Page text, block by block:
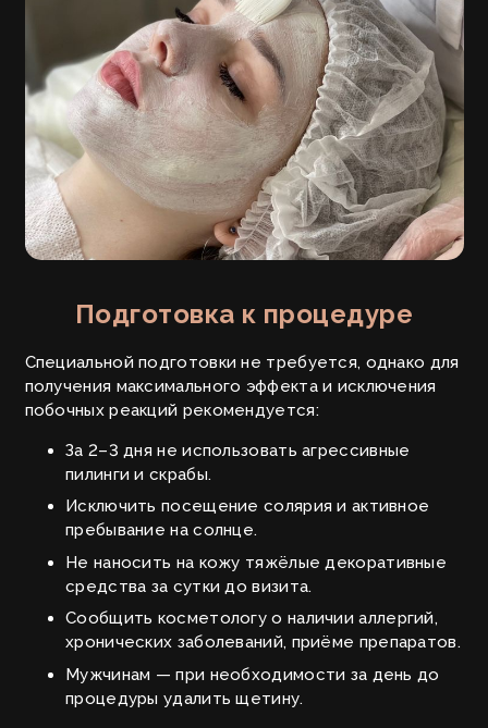
Подготовка к процедуре
Специальной подготовки не требуется, однако для
получения максимального эффекта и исключения
побочных реакций рекомендуется:
За 2–3 дня не использовать агрессивные
пилинги и скрабы.
Исключить посещение солярия и активное
пребывание на солнце.
Не наносить на кожу тяжёлые декоративные
средства за сутки до визита.
Сообщить косметологу о наличии аллергий,
хронических заболеваний, приёме препаратов.
Мужчинам — при необходимости за день до
процедуры удалить щетину.